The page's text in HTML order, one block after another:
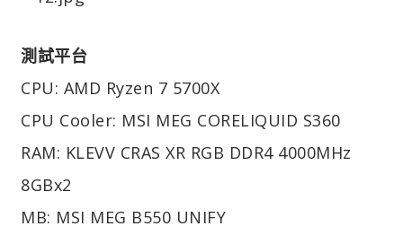
測試平台
CPU: AMD Ryzen 7 5700X
CPU Cooler: MSI MEG CORELIQUID S360
RAM: KLEVV CRAS XR RGB DDR4 4000MHz
8GBx2
MB: MSI MEG B550 UNIFY